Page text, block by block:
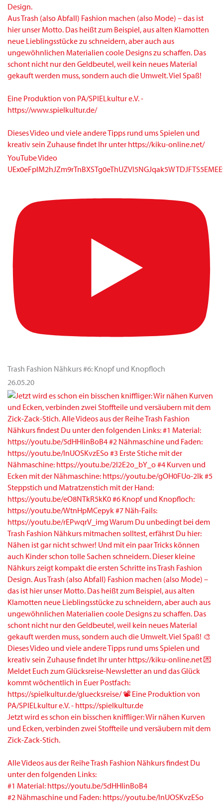
Design.
Aus Trash (also Abfall) Fashion machen (also Mode) – das ist
hier unser Motto. Das heißt zum Beispiel, aus alten Klamotten
neue Lieblingsstücke zu schneidern, aber auch aus
ungewöhnlichen Materialien coole Designs zu schaffen. Das
schont nicht nur den Geldbeutel, weil kein neues Material
gekauft werden muss, sondern auch die Umwelt. Viel Spaß!
Eine Produktion von PA/SPIELkultur e.V. -
https://www.spielkultur.de/
Dieses Video und viele andere Tipps rund ums Spielen und
kreativ sein Zuhause findet Ihr unter https://kiku-online.net/
YouTube Video
Trash Fashion Nähkurs #6: Knopf und Knopfloch
26.05.20
Jetzt wird es schon ein bisschen kniffliger: Wir nähen Kurven
und Ecken, verbinden zwei Stoffteile und versäubern mit dem
Zick-Zack-Stich.
Alle Videos aus der Reihe Trash Fashion Nähkurs findest Du
unter den folgenden Links:
#1 Material: https://youtu.be/5dHHlinBoB4
#2 Nähmaschine und Faden: https://youtu.be/InUOSKvzESo